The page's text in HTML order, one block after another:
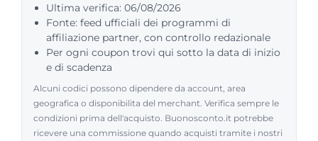
Ultima verifica: 06/08/2026
Fonte: feed ufficiali dei programmi di
affiliazione partner, con controllo redazionale
Per ogni coupon trovi qui sotto la data di inizio
e di scadenza
Alcuni codici possono dipendere da account, area
geografica o disponibilita del merchant. Verifica sempre le
condizioni prima dell'acquisto. Buonosconto.it potrebbe
ricevere una commissione quando acquisti tramite i nostri